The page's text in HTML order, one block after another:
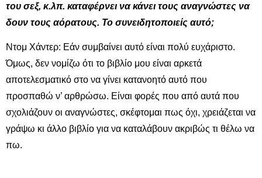
του σεξ, κ.λπ. καταφέρνει να κάνει τους αναγνώστες να
δουν τους αόρατους. Το συνειδητοποιείς αυτό;
Ντομ Χάντερ: Εάν συμβαίνει αυτό είναι πολύ ευχάριστο.
Όμως, δεν νομίζω ότι το βιβλίο μου είναι αρκετά
αποτελεσματικό στο να γίνει κατανοητό αυτό που
προσπαθώ ν’ αρθρώσω. Είναι φορές που από αυτά που
σχολιάζουν οι αναγνώστες, σκέφτομαι πως όχι, χρειάζεται να
γράψω κι άλλο βιβλίο για να καταλάβουν ακριβώς τι θέλω να
πω.